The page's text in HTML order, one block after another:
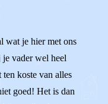
wat je hier met ons
vader wel heel
ten koste van alles
goed! Het is dan